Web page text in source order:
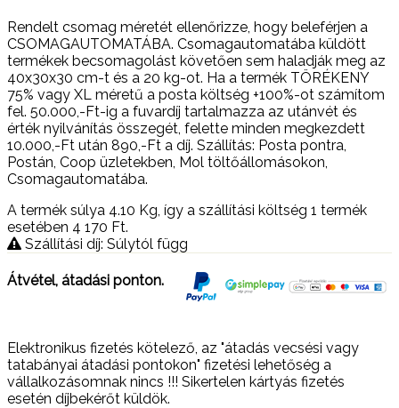
Rendelt csomag méretét ellenőrizze, hogy beleférjen a
CSOMAGAUTOMATÁBA. Csomagautomatába küldött
termékek becsomagolást követően sem haladják meg az
40x30x30 cm-t és a 20 kg-ot. Ha a termék TÖRÉKENY
75% vagy XL méretű a posta költség +100%-ot számítom
fel. 50.000,-Ft-ig a fuvardíj tartalmazza az utánvét és
érték nyilvánítás összegét, felette minden megkezdett
10.000,-Ft után 890,-Ft a díj. Szállítás: Posta pontra,
Postán, Coop üzletekben, Mol töltőállomásokon,
Csomagautomatába.
A termék súlya 4.10 Kg, így a szállítási költség 1 termék
esetében 4 170 Ft.
Szállítási díj: Súlytól függ
Átvétel, átadási ponton.
Elektronikus fizetés kötelező, az "átadás vecsési vagy
tatabányai átadási pontokon" fizetési lehetőség a
vállalkozásomnak nincs !!! Sikertelen kártyás fizetés
esetén díjbekérőt küldök.